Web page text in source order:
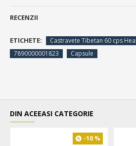
RECENZII
ETICHETE:
Castravete Tibetan 60 cps
7890000001823
Capsule
DIN ACEEASI CATEGORIE
-10 %